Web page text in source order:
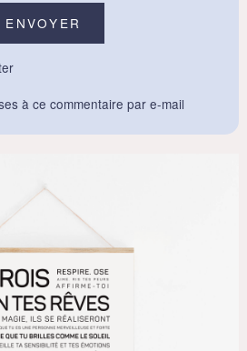
à ce commentaire par e-mail